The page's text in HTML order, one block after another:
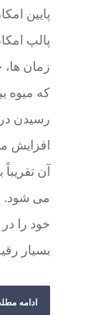
پایین
پالپ
زمان
رسيدن
افزايش
آن
می شود.
خود را
بسیار
ادامه